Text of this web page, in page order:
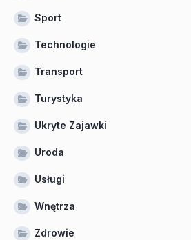
Sport
Technologie
Transport
Turystyka
Ukryte Zajawki
Uroda
Usługi
Wnętrza
Zdrowie